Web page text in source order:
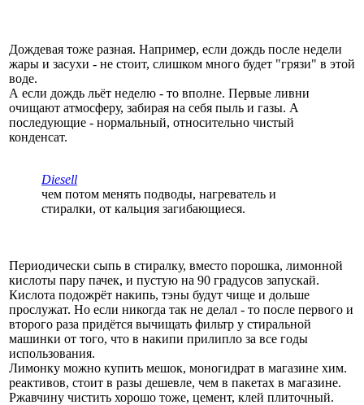
Дождевая тоже разная. Например, если дождь после недели
жары и засухи - не стоит, слишком много будет "грязи" в этой
воде.
А если дождь льёт неделю - то вполне. Первые ливни
очищают атмосферу, забирая на себя пыль и газы. А
последующие - нормальный, относительно чистый
конденсат.
Diesell
чем потом менять подводы, нагреватель и
стиралки, от кальция загибающиеся.
Периодически сыпь в стиралку, вместо порошка, лимонной
кислоты пару пачек, и пустую на 90 градусов запускай.
Кислота подожрёт накипь, тэны будут чище и дольше
прослужат. Но если никогда так не делал - то после первого и
второго раза придётся вычищать фильтр у стиральной
машинки от того, что в накипи прилипло за все годы
использования.
Лимонку можно купить мешок, моногидрат в магазине хим.
реактивов, стоит в разы дешевле, чем в пакетах в магазине.
Ржавчину чистить хорошо тоже, цемент, клей плиточный.